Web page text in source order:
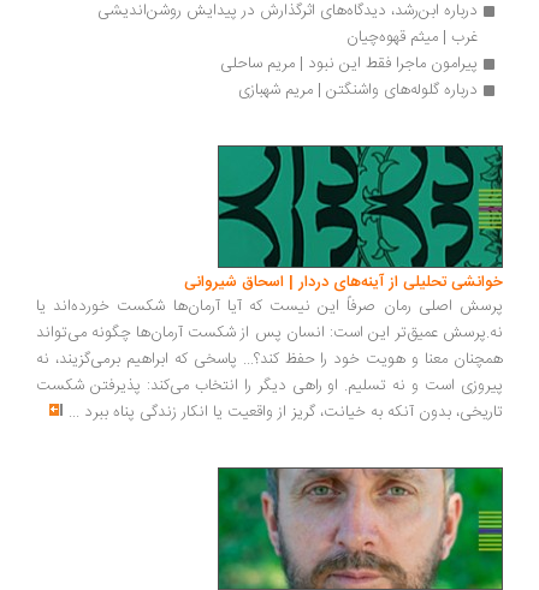
غرب | میثم قهوه‌چیان
پیرامون ماجرا فقط این نبود | مریم ساحلی
درباره گلوله‌های واشنگتن | مریم شهبازی
خوانشی تحلیلی از آینه‌های دردار | اسحاق شیروانی
پرسش اصلی رمان صرفاً این نیست که آیا آرمان‌ها شکست خورده‌اند یا
نه.پرسش عمیق‌تر این است: انسان پس از شکست آرمان‌ها چگونه می‌تواند
همچنان معنا و هویت خود را حفظ کند؟... پاسخی که ابراهیم برمی‌گزیند، نه
پیروزی است و نه تسلیم. او راهی دیگر را انتخاب می‌کند: پذیرفتن شکست
تاریخی، بدون آنکه به خیانت، گریز از واقعیت یا انکار زندگی پناه ببرد ...